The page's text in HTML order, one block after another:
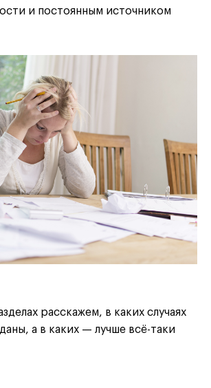
и постоянным источником
расскажем, в каких случаях
а в каких — лучше всё-таки